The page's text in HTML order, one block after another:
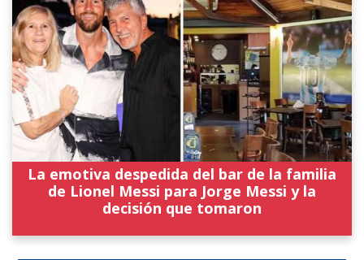
La emotiva despedida del bar de la familia
de Lionel Messi para Jorge Messi y la
decisión que tomaron